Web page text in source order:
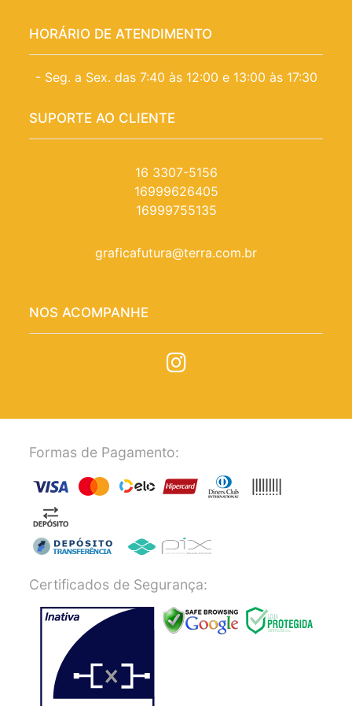
HORÁRIO DE ATENDIMENTO
- Seg. a Sex. das 7:40 às 12:00 e 13:00 às 17:30
SUPORTE AO CLIENTE
16 3307-5156
16999626405
16999755135
graficafutura@terra.com.br
NOS ACOMPANHE
Formas de Pagamento:
Certificados de Segurança: